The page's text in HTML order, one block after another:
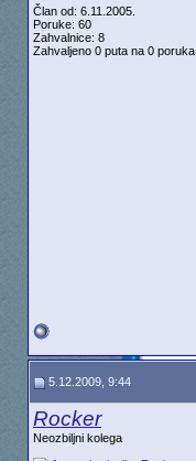
Član od: 6.11.2005.
Poruke: 60
Zahvalnice: 8
Zahvaljeno 0 puta na 0 poruka
5.12.2009, 9:44
Rocker
Neozbiljni kolega